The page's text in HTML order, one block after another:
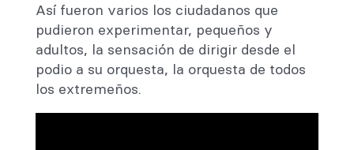
Así fueron varios los ciudadanos que
pudieron experimentar, pequeños y
adultos, la sensación de dirigir desde el
podio a su orquesta, la orquesta de todos
los extremeños.